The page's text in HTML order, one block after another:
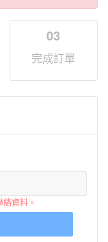
03
完成訂單
資料。